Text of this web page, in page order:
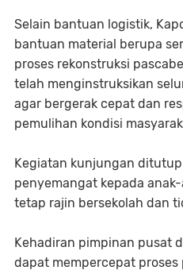
Selain bantuan logistik,
bantuan material berupa
proses rekonstruksi
telah menginstruksikan
agar bergerak cepat dan
pemulihan kondisi
Kegiatan kunjungan
penyemangat kepada
tetap rajin bersekolah dan
Kehadiran pimpinan pusat
dapat mempercepat